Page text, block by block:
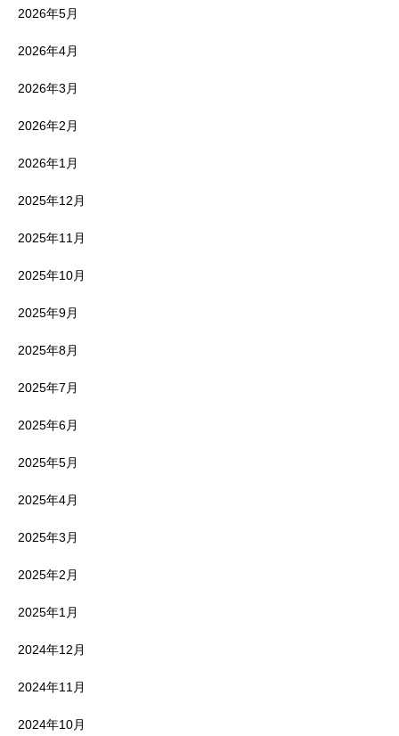
2026年5月
2026年4月
2026年3月
2026年2月
2026年1月
2025年12月
2025年11月
2025年10月
2025年9月
2025年8月
2025年7月
2025年6月
2025年5月
2025年4月
2025年3月
2025年2月
2025年1月
2024年12月
2024年11月
2024年10月